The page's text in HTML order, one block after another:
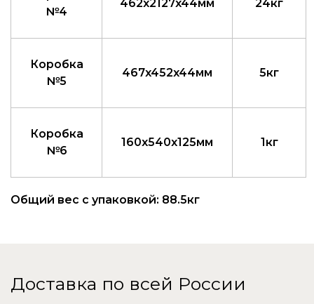
№4
462x2127x44мм 24кг
Коробка
№5
467x452x44мм 5кг
Коробка
№6
160x540x125мм 1кг
Общий вес с упаковкой: 88.5кг
Доставка по всей России